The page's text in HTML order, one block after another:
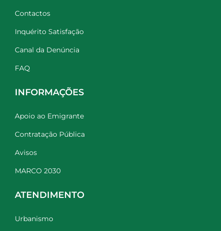
Contactos
Inquérito Satisfação
Canal da Denúncia
FAQ
INFORMAÇÕES
Apoio ao Emigrante
Contratação Pública
Avisos
MARCO 2030
ATENDIMENTO
Urbanismo